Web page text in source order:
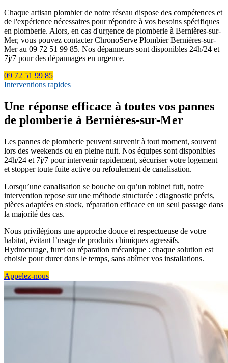
Chaque artisan plombier de notre réseau dispose des compétences et
de l'expérience nécessaires pour répondre à vos besoins spécifiques
en plomberie. Alors, en cas d'urgence de plomberie à Bernières-sur-
Mer, vous pouvez contacter ChronoServe Plombier Bernières-sur-
Mer au 09 72 51 99 85. Nos dépanneurs sont disponibles 24h/24 et
7j/7 pour des dépannages en urgence.
09 72 51 99 85
Interventions rapides
Une réponse efficace à toutes vos pannes
de plomberie à Bernières-sur-Mer
Les pannes de plomberie peuvent survenir à tout moment, souvent
lors des weekends ou en pleine nuit. Nos équipes sont disponibles
24h/24 et 7j/7 pour intervenir rapidement, sécuriser votre logement
et stopper toute fuite active ou refoulement de canalisation.
Lorsqu’une canalisation se bouche ou qu’un robinet fuit, notre
intervention repose sur une méthode structurée : diagnostic précis,
pièces adaptées en stock, réparation efficace en un seul passage dans
la majorité des cas.
Nous privilégions une approche douce et respectueuse de votre
habitat, évitant l’usage de produits chimiques agressifs.
Hydrocurage, furet ou réparation mécanique : chaque solution est
choisie pour durer dans le temps, sans abîmer vos installations.
Appelez-nous